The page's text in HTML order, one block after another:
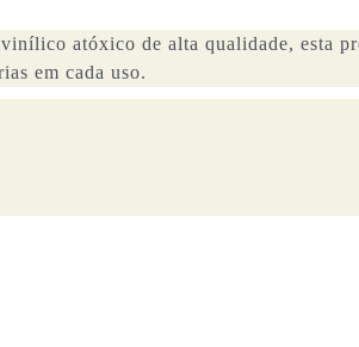
atóxico de alta qualidade, esta
em cada uso.